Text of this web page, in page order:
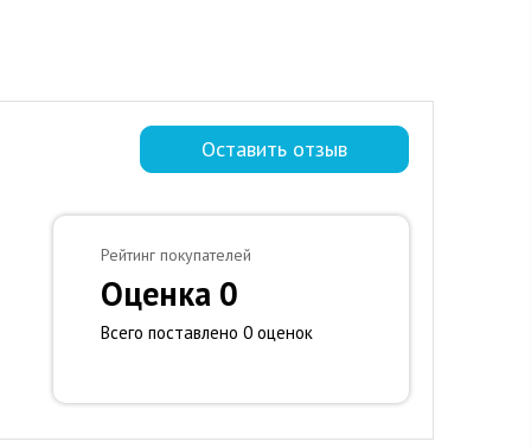
Оставить отзыв
Рейтинг покупателей
Оценка 0
Всего поставлено 0 оценок